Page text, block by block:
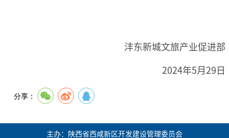
沣东新城文旅产业促进部
2024年5月29日
分享：
主办：陕西省西咸新区开发建设管理委员会